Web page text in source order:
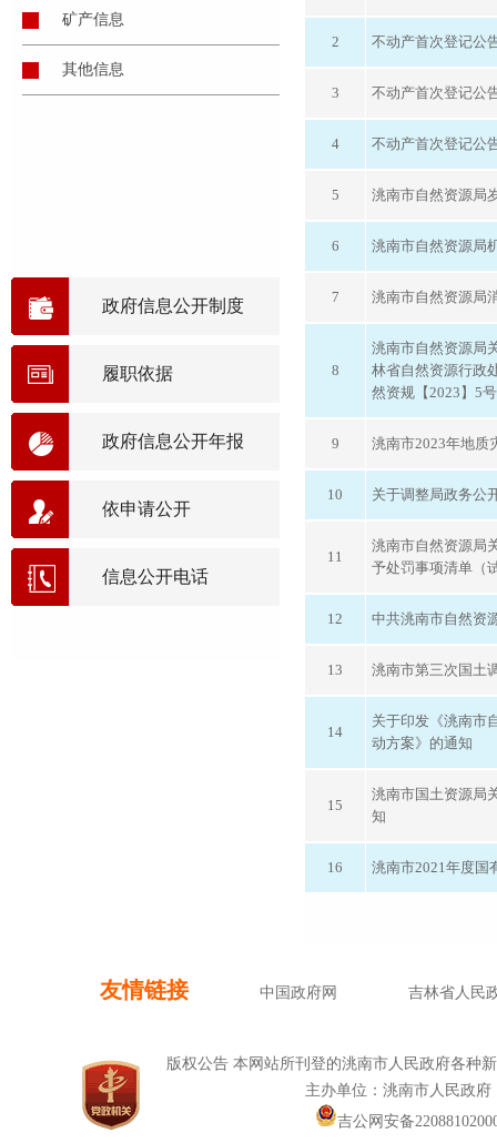
2 不动产首次登记公
3 不动产首次登记公
4 不动产首次登记公
5 洮南市自然资源局
6 洮南市自然资源局
7 洮南市自然资源局
8
洮南市自然资源局
林省自然资源行政
然资规【2023】5
9 洮南市2023年地质
10 关于调整局政务公
11
洮南市自然资源局
予处罚事项清单（
12 中共洮南市自然资
13 洮南市第三次国土
14
关于印发《洮南市
动方案》的通知
15
洮南市国土资源局
知
16 洮南市2021年度国
矿产信息
其他信息
政府信息公开制度
履职依据
政府信息公开年报
依申请公开
信息公开电话